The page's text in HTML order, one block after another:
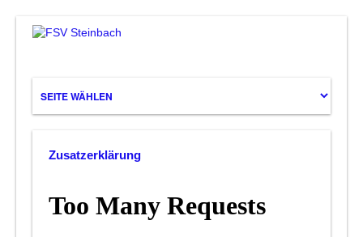
Zusatzerklärung